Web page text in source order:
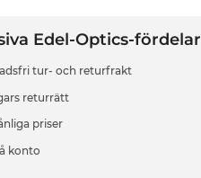
Edel-Optics-fördelar
tur- och returfrakt
returrätt
priser
konto